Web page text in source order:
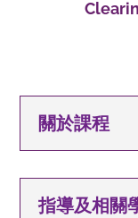
關於課程
指導及相關